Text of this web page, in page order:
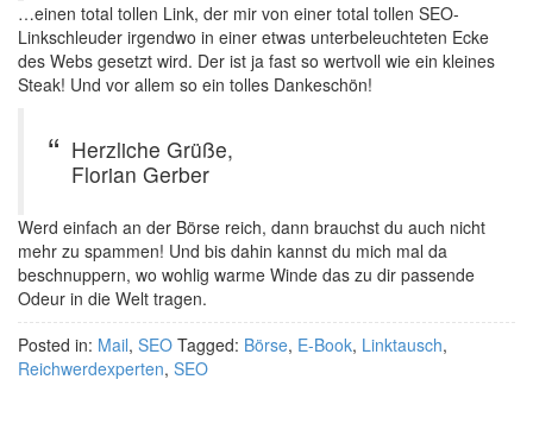
…einen total tollen Link, der mir von einer total tollen SEO-
Linkschleuder irgendwo in einer etwas unterbeleuchteten Ecke
des Webs gesetzt wird. Der ist ja fast so wertvoll wie ein kleines
Steak! Und vor allem so ein tolles Dankeschön!
Herzliche Grüße,
Florian Gerber
Werd einfach an der Börse reich, dann brauchst du auch nicht
mehr zu spammen! Und bis dahin kannst du mich mal da
beschnuppern, wo wohlig warme Winde das zu dir passende
Odeur in die Welt tragen.
Posted in: Mail, SEO Tagged: Börse, E-Book, Linktausch,
Reichwerdexperten, SEO